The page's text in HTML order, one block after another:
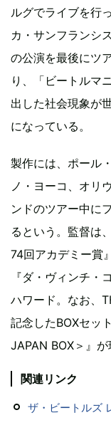
ルグでライブを行
カ・サンフランシ
の公演を最後にツ
り、「ビートルマ
出した社会現象が
になっている。
製作には、ポール
ノ・ヨーコ、オリ
ンドのツアー中に
るという。監督は
74回アカデミー賞
『ダ・ヴィンチ・
ハワード。なお、
記念したBOXセッ
JAPAN BOX＞』が
関連リンク
ザ・ビートルズ